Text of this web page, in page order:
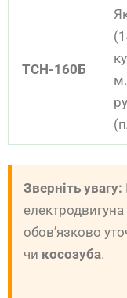
ТСН-160Б
Зверніть увагу:
обов’язково
чи косозуба.